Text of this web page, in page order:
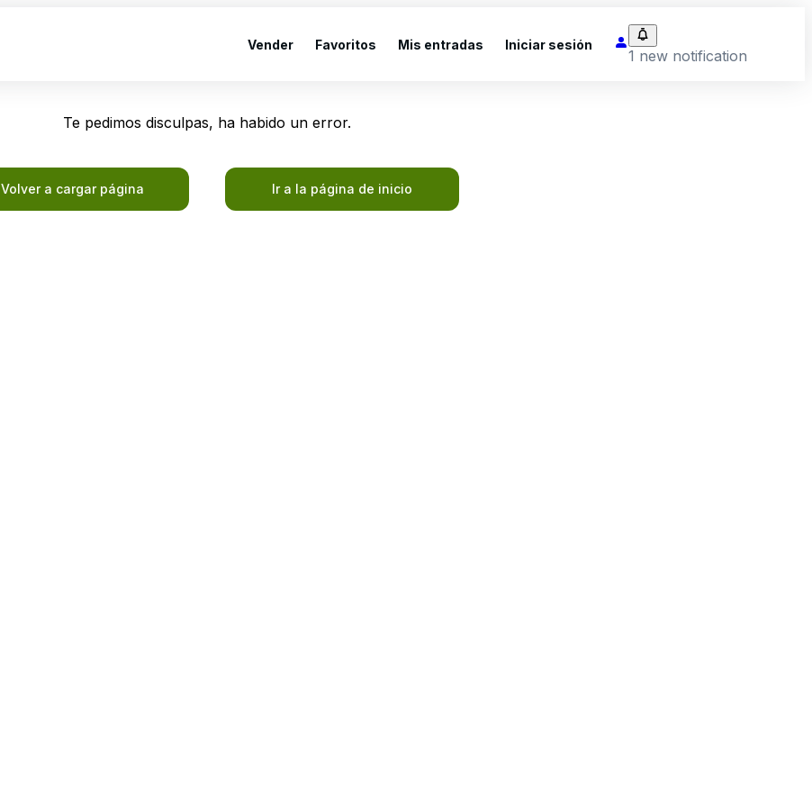
Vender Favoritos Mis entradas Iniciar sesión
1 new notification
Te pedimos disculpas, ha habido un error.
Volver a cargar página Ir a la página de inicio